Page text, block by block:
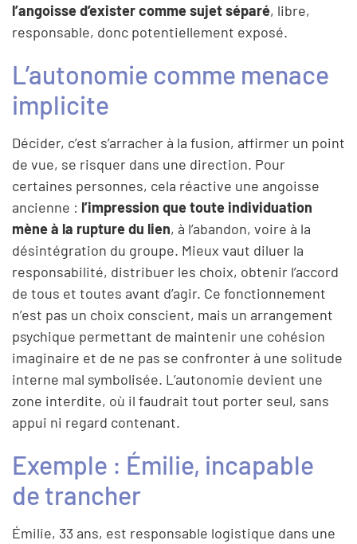
l’angoisse d’exister comme sujet séparé, libre,
responsable, donc potentiellement exposé.
L’autonomie comme menace
implicite
Décider, c’est s’arracher à la fusion, affirmer un point
de vue, se risquer dans une direction. Pour
certaines personnes, cela réactive une angoisse
ancienne : l’impression que toute individuation
mène à la rupture du lien, à l’abandon, voire à la
désintégration du groupe. Mieux vaut diluer la
responsabilité, distribuer les choix, obtenir l’accord
de tous et toutes avant d’agir. Ce fonctionnement
n’est pas un choix conscient, mais un arrangement
psychique permettant de maintenir une cohésion
imaginaire et de ne pas se confronter à une solitude
interne mal symbolisée. L’autonomie devient une
zone interdite, où il faudrait tout porter seul, sans
appui ni regard contenant.
Exemple : Émilie, incapable
de trancher
Émilie, 33 ans, est responsable logistique dans une